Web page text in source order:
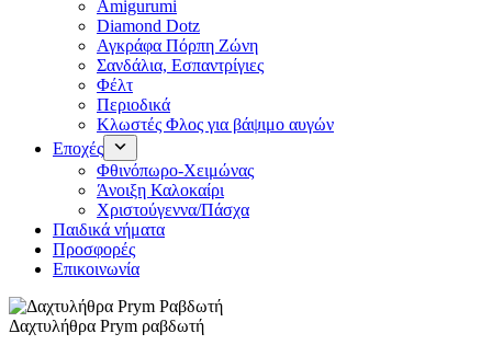
Amigurumi
Diamond Dotz
Αγκράφα Πόρπη Ζώνη
Σανδάλια, Εσπαντρίγιες
Φέλτ
Περιοδικά
Κλωστές Φλος για βάψιμο αυγών
Εποχές
Φθινόπωρο-Χειμώνας
Άνοιξη Καλοκαίρι
Χριστούγεννα/Πάσχα
Παιδικά νήματα
Προσφορές
Επικοινωνία
Δαχτυλήθρα Prym ραβδωτή